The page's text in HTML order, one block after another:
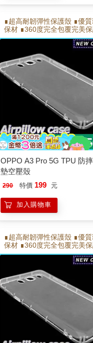
∎超高耐韌彈性保護殼 ∎優質
保材 ∎360度完全包覆完美
∎側邊氣墊,邊角加強氣墊 ∎
折能反覆拆卸不易變形
OPPO A3 Pro 5G TPU 防
墊空壓殼
290 特價 199 元
加入購物車
∎超高耐韌彈性保護殼 ∎優質
保材 ∎360度完全包覆完美
∎側邊氣墊,邊角加強氣墊 ∎
折能反覆拆卸不易變形